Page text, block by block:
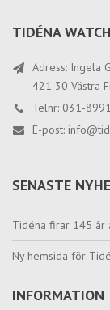
TIDÉNA WATCH
Adress: Ingela
421 30 Västra
Telnr: 031-
E-post:
SENASTE
Tidéna firar 145 år
Ny hemsida för
INFORMATION